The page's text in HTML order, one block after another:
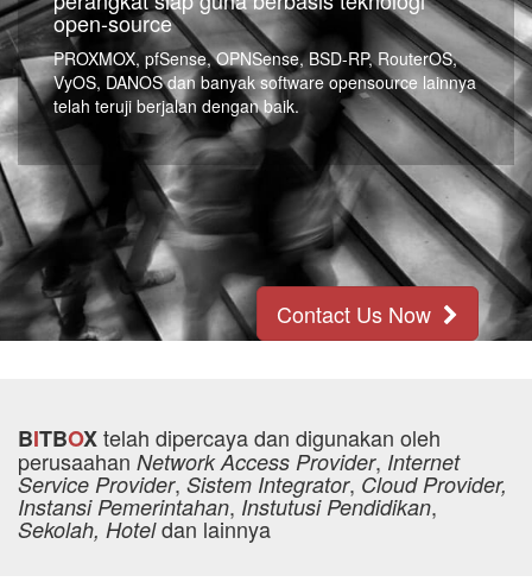
open-source
PROXMOX, pfSense, OPNSense, BSD-RP, RouterOS,
VyOS, DANOS dan banyak software opensource lainnya
telah teruji berjalan dengan baik.
Contact Us Now
BITBOXtelah dipercaya dan digunakan oleh
perusaahan Network Access Provider, Internet
Service Provider, Sistem Integrator, Cloud Provider,
Instansi Pemerintahan, Instutusi Pendidikan,
Sekolah, Hoteldan lainnya